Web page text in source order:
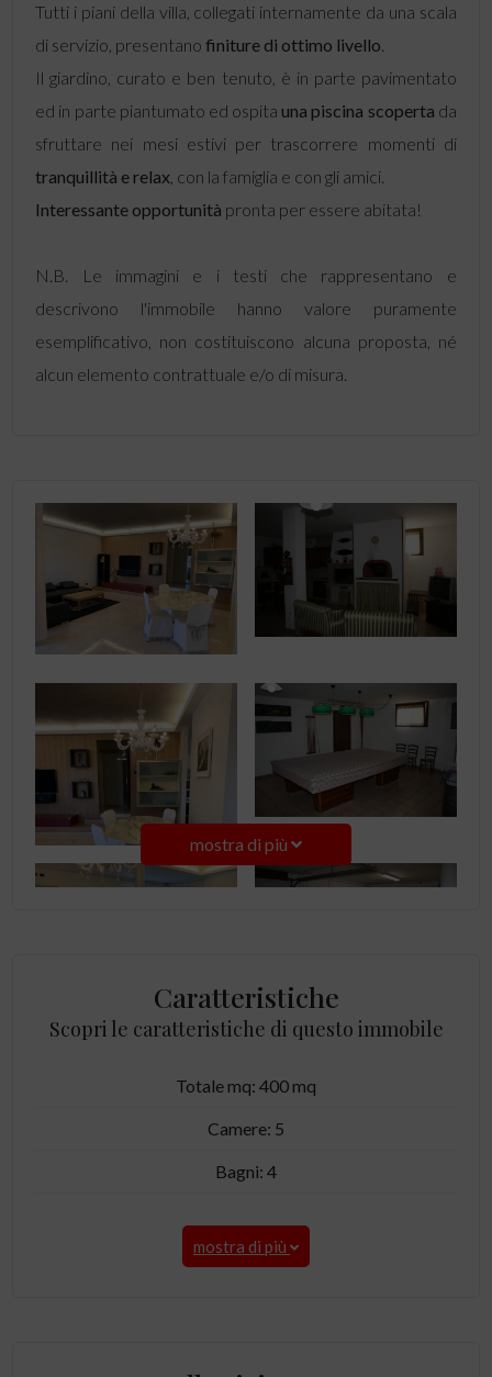
Tutti i piani della villa, collegati internamente da una scala
di servizio, presentano finiture di ottimo livello.
Il giardino, curato e ben tenuto, è in parte pavimentato
ed in parte piantumato ed ospita una piscina scoperta da
sfruttare nei mesi estivi per trascorrere momenti di
tranquillità e relax , con la famiglia e con gli amici.
Interessante opportunità pronta per essere abitata!
N.B. Le immagini e i testi che rappresentano e
descrivono l'immobile hanno valore puramente
esemplificativo, non costituiscono alcuna proposta, né
alcun elemento contrattuale e/o di misura.
mostra di più
Caratteristiche
Scopri le caratteristiche di questo immobile
Totale mq: 400 mq
Camere: 5
Bagni: 4
mostra di più